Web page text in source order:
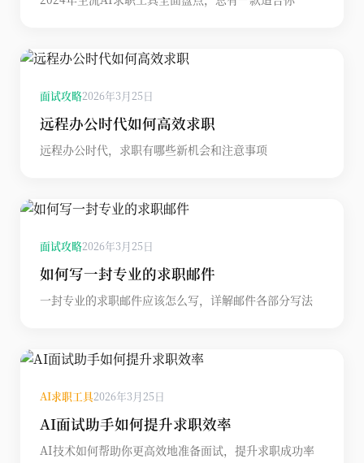
面试攻略2026年3月25日
远程办公时代如何高效求职
远程办公时代，求职有哪些新机会和注意事项
面试攻略2026年3月25日
如何写一封专业的求职邮件
一封专业的求职邮件应该怎么写，详解邮件各部分写法
AI求职工具2026年3月25日
AI面试助手如何提升求职效率
AI技术如何帮助你更高效地准备面试，提升求职成功率